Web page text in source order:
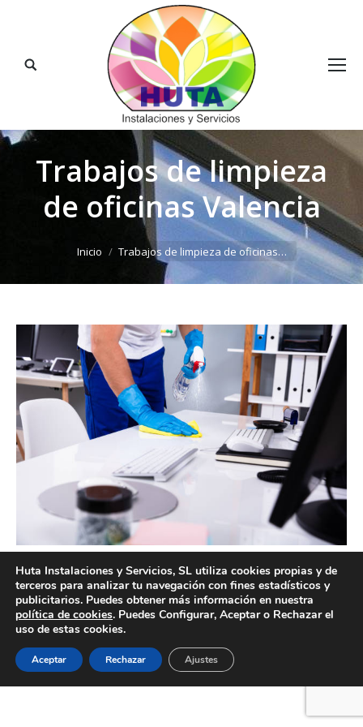
Buscar:
Trabajos de limpieza
de oficinas Valencia
Inicio Trabajos de limpieza de oficinas…
Trabajos de limpieza de oficinas Valencia
Información legal
Huta Instalaciones y Servicios, SL utiliza cookies propias y de
terceros para analizar tu navegación con fines estadísticos y
publicitarios. Puedes obtener más información en nuestra
política de cookies. Puedes Configurar, Aceptar o Rechazar el
uso de estas cookies.
Aceptar Rechazar Ajustes